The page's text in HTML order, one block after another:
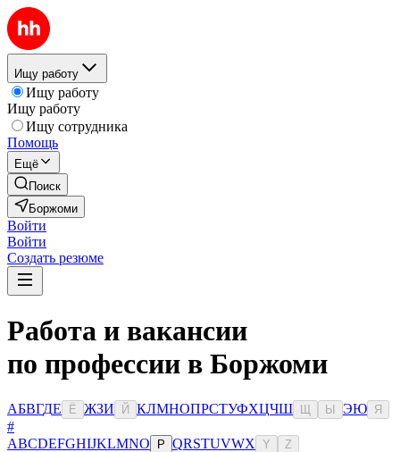
Ищу работу
Ищу работу
Ищу работу
Ищу сотрудника
Помощь
Ещё
Поиск
Боржоми
Войти
Войти
Создать резюме
Работа и вакансии
по профессии в Боржоми
АБВГДЕ Ё ЖЗИ Й КЛМНОПРСТУФХЦЧШ Ы ЭЮ Я
#
ABCDEFGHIJKLMNO P QRSTUVWX Y Z